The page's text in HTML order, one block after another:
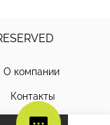
О компании
Контакты
Уход за изделиями